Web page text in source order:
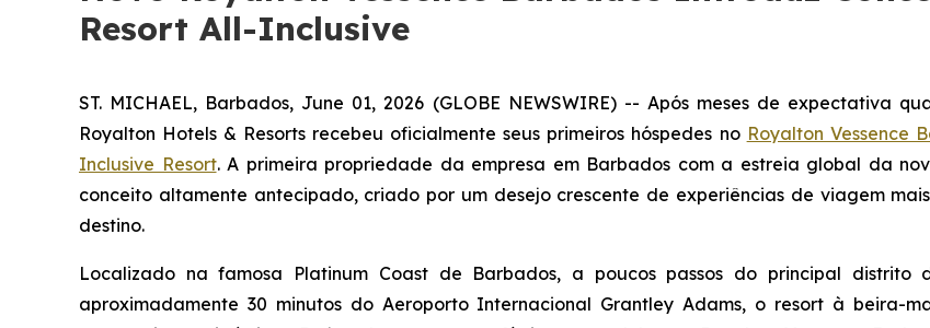
Resort All-Inclusive
ST. MICHAEL, Barbados, June 01, 2026 (GLOBE NEWSWIRE) -- Após meses de expectativa
Royalton Hotels & Resorts recebeu oficialmente seus primeiros hóspedes no Royalton Vessence
Inclusive Resort. A primeira propriedade da empresa em Barbados com a estreia global da
conceito altamente antecipado, criado por um desejo crescente de experiências de viagem
destino.
Localizado na famosa Platinum Coast de Barbados, a poucos passos do principal
aproximadamente 30 minutos do Aeroporto Internacional Grantley Adams, o resort à beira-